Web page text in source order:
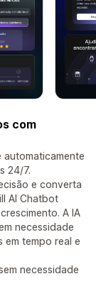
com
24/7.
e converta
AI Chatbot
A IA
necessidade
tempo real e
necessidade